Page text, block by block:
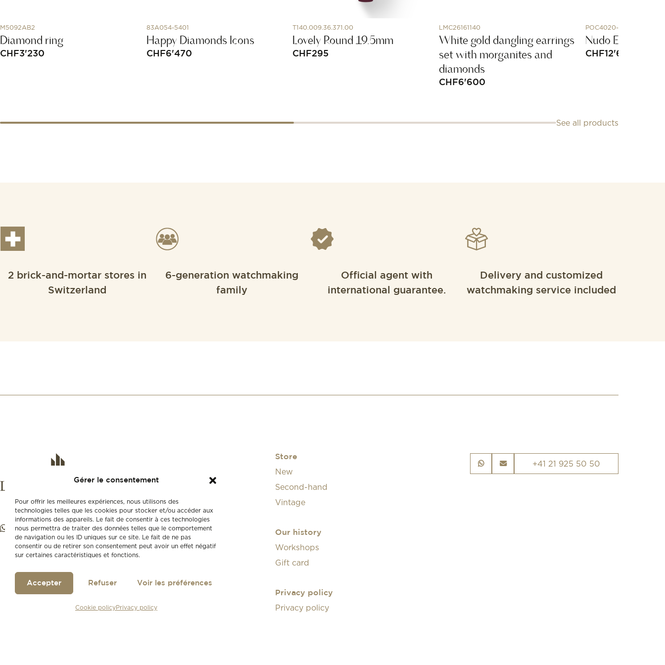
Gérer le consentement
Pour offrir les meilleures expériences, nous utilisons des
technologies telles que les cookies pour stocker et/ou accéder aux
informations des appareils. Le fait de consentir à ces technologies
nous permettra de traiter des données telles que le comportement
de navigation ou les ID uniques sur ce site. Le fait de ne pas
consentir ou de retirer son consentement peut avoir un effet négatif
sur certaines caractéristiques et fonctions.
Accepter Refuser Voir les préférences
Cookie policyPrivacy policy
M5092AB2
Diamond ring
CHF3'230
83A054-5401
Happy Diamonds Icons
CHF6'470
T140.009.36.371.00
Lovely Round 19.5mm
CHF295
LMC26161140
White gold dangling earrings
set with morganites and
diamonds
CHF6'600
POC4020-O6WHR-
Nudo Earrings
CHF12'650
See all products
2 brick-and-mortar stores in
Switzerland
6-generation watchmaking
family
Official agent with
international guarantee.
Delivery and customized
watchmaking service included
Store
New
Second-hand
Vintage
Our history
Workshops
Gift card
Privacy policy
Privacy policy
+41 21 925 50 50